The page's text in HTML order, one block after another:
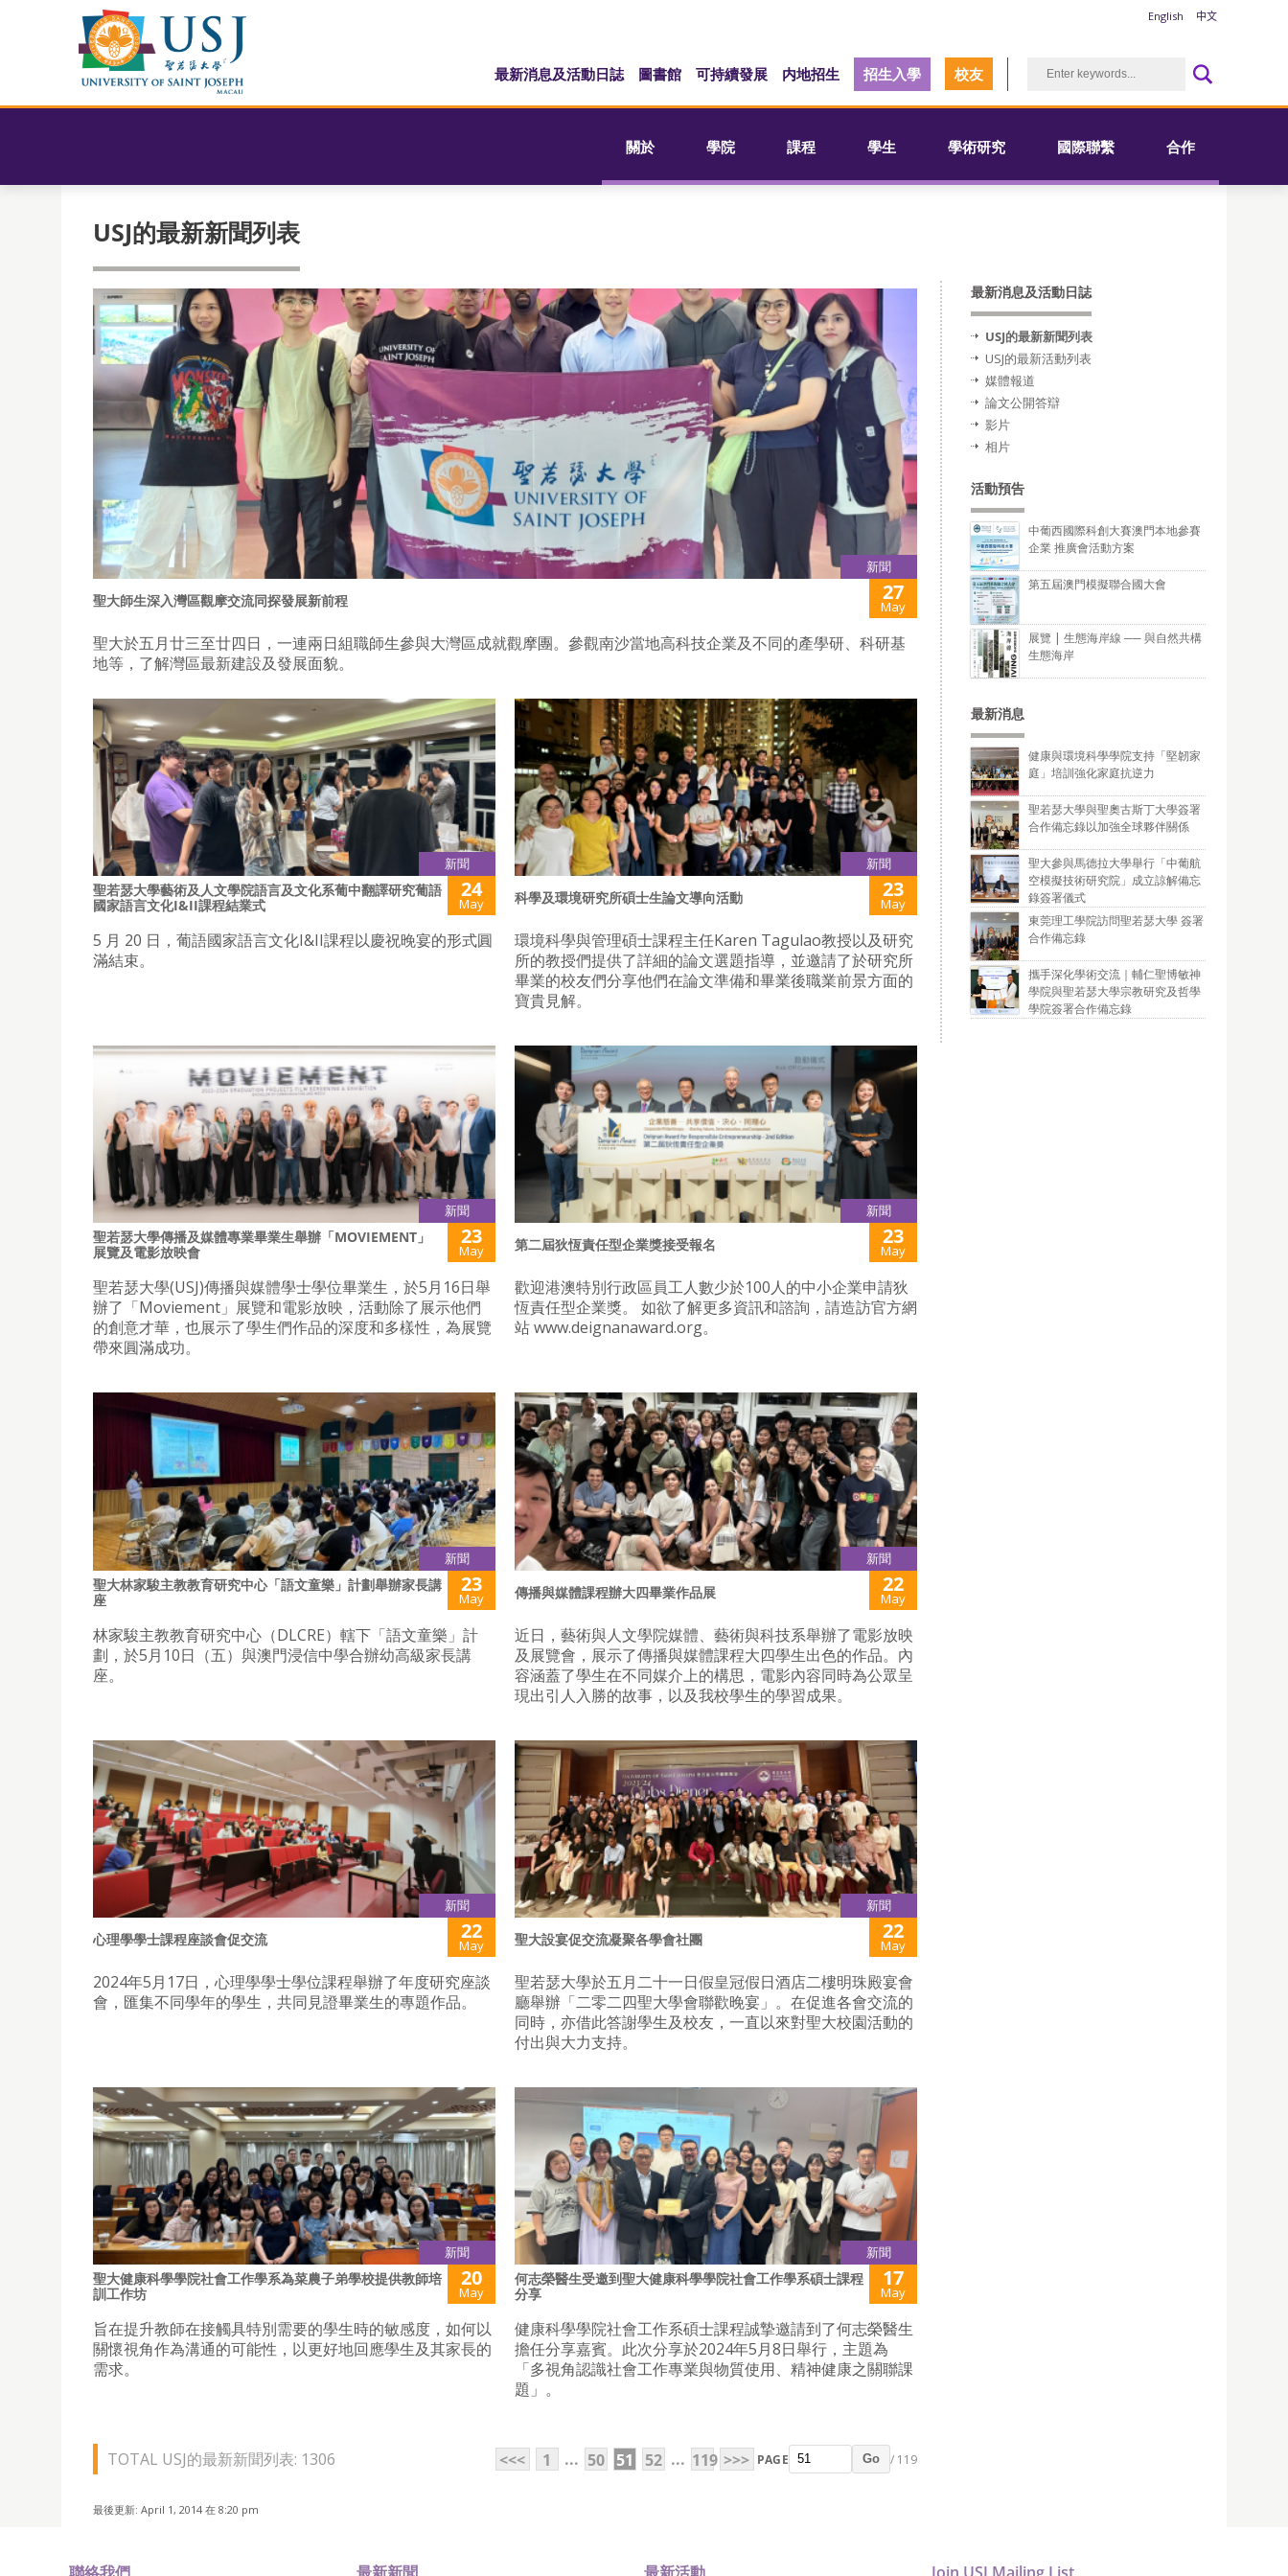
English 中文
最新消息及活動日誌 圖書館 可持續發展 内地招生 招生入學 校友
關於 學院 課程 學生 學術研究 國際聯繫 合作
USJ的最新新聞列表
新聞
聖大師生深入灣區觀摩交流同探發展新前程 27
May
聖大於五月廿三至廿四日，一連兩日組職師生參與大灣區成就觀摩團。參觀南沙當地高科技企業及不同的產學研、科研基
地等，了解灣區最新建設及發展面貌。
新聞
聖若瑟大學藝術及人文學院語言及文化系葡中翻譯研究葡語
國家語言文化I&II課程結業式
24
May
5 月 20 日，葡語國家語言文化I&II課程以慶祝晚宴的形式圓
滿結束。
新聞
科學及環境研究所碩士生論文導向活動 23
May
環境科學與管理碩士課程主任Karen Tagulao教授以及研究
所的教授們提供了詳細的論文選題指導，並邀請了於研究所
畢業的校友們分享他們在論文準備和畢業後職業前景方面的
寶貴見解。
新聞
聖若瑟大學傳播及媒體專業畢業生舉辦「MOVIEMENT」
展覽及電影放映會
23
May
聖若瑟大學(USJ)傳播與媒體學士學位畢業生，於5月16日舉
辦了「Moviement」展覽和電影放映，活動除了展示他們
的創意才華，也展示了學生們作品的深度和多樣性，為展覽
帶來圓滿成功。
新聞
第二屆狄恆責任型企業獎接受報名 23
May
歡迎港澳特別行政區員工人數少於100人的中小企業申請狄
恆責任型企業獎。 如欲了解更多資訊和諮詢，請造訪官方網
站 www.deignanaward.org。
新聞
聖大林家駿主教教育研究中心「語文童樂」計劃舉辦家長講
座
23
May
林家駿主教教育研究中心（DLCRE）轄下「語文童樂」計
劃，於5月10日（五）與澳門浸信中學合辦幼高級家長講
座。
新聞
傳播與媒體課程辦大四畢業作品展 22
May
近日，藝術與人文學院媒體、藝術與科技系舉辦了電影放映
及展覽會，展示了傳播與媒體課程大四學生出色的作品。內
容涵蓋了學生在不同媒介上的構思，電影內容同時為公眾呈
現出引人入勝的故事，以及我校學生的學習成果。
新聞
心理學學士課程座談會促交流 22
May
2024年5月17日，心理學學士學位課程舉辦了年度研究座談
會，匯集不同學年的學生，共同見證畢業生的專題作品。
新聞
聖大設宴促交流凝聚各學會社團 22
May
聖若瑟大學於五月二十一日假皇冠假日酒店二樓明珠殿宴會
廳舉辦「二零二四聖大學會聯歡晚宴」。在促進各會交流的
同時，亦借此答謝學生及校友，一直以來對聖大校園活動的
付出與大力支持。
新聞
聖大健康科學學院社會工作學系為菜農子弟學校提供教師培
訓工作坊
20
May
旨在提升教師在接觸具特別需要的學生時的敏感度，如何以
關懷視角作為溝通的可能性，以更好地回應學生及其家長的
需求。
新聞
何志榮醫生受邀到聖大健康科學學院社會工作學系碩士課程
分享
17
May
健康科學學院社會工作系碩士課程誠摯邀請到了何志榮醫生
擔任分享嘉賓。此次分享於2024年5月8日舉行，主題為
「多視角認識社會工作專業與物質使用、精神健康之關聯課
題」。
TOTAL USJ的最新新聞列表: 1306 <<< 1 ... 50 51 52 ... 119 >>> PAGE Go / 119
最後更新: April 1, 2014 在 8:20 pm
最新消息及活動日誌
USJ的最新新聞列表
USJ的最新活動列表
媒體報道
論文公開答辯
影片
相片
活動預告
中葡西國際科創大賽澳門本地參賽
企業 推廣會活動方案
第五屆澳門模擬聯合國大會
展覽 | 生態海岸線 ── 與自然共構
生態海岸
最新消息
健康與環境科學學院支持「堅韌家
庭」培訓強化家庭抗逆力
聖若瑟大學與聖奧古斯丁大學簽署
合作備忘錄以加強全球夥伴關係
聖大參與馬德拉大學舉行「中葡航
空模擬技術研究院」成立諒解備忘
錄簽署儀式
東莞理工學院訪問聖若瑟大學 簽署
合作備忘錄
攜手深化學術交流｜輔仁聖博敏神
學院與聖若瑟大學宗教研究及哲學
學院簽署合作備忘錄